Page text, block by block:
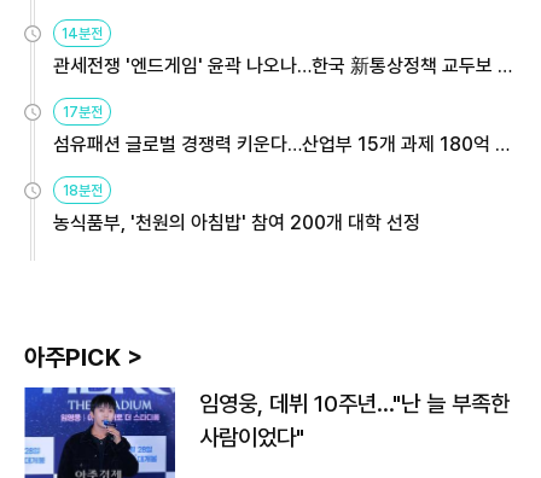
14분전
관세전쟁 '엔드게임' 윤곽 나오나…한국 新통상정책 교두보 활
용해야
17분전
섬유패션 글로벌 경쟁력 키운다…산업부 15개 과제 180억 지
원
18분전
농식품부, '천원의 아침밥' 참여 200개 대학 선정
아주PICK >
임영웅, 데뷔 10주년…"난 늘 부족한
사람이었다"